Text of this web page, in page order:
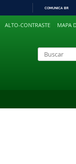
COMUNICA BR
ALTO-CONTRASTE MAPA